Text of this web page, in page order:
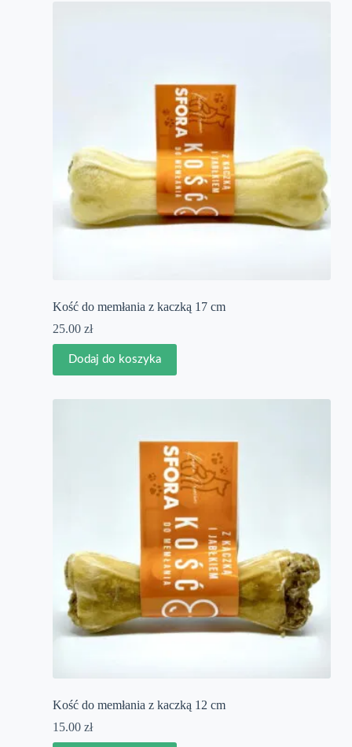
Kość do memłania z kaczką 17 cm
25.00 zł
Dodaj do koszyka
Kość do memłania z kaczką 12 cm
15.00 zł